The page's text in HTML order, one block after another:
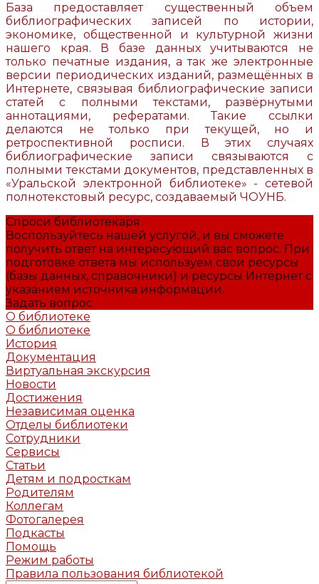
База предоставляет существенный объем
библиографических записей по истории,
экономике, общественной и культурной жизни
нашего края. В базе данных учитываются не
только печатные издания, а так же электронные
версии периодических изданий, размещённых в
Интернете, связывая библиографические записи
статей с полными текстами, развёрнутыми
аннотациями, рефератами. Такие ссылки
делаются не только при текущей, но и
ретроспективной росписи. В этих случаях
библиографические записи связываются с
полными текстами документов, представленных в
«Уральской электронной библиотеке» - сетевой
полнотекстовый ресурс, создаваемый ЧОУНБ.
Спроси библиотекаря
Воспользуйтесь нашей услугой, и вы сможете
получить ответ на интересующий вас вопрос. При
подготовке ответа мы используем свои ресурсы
(базы данных, справочники) и ресурсы Интернет с
указанием источника информации.
Задать вопрос
О библиотеке
О библиотеке
История
Документация
Виртуальная экскурсия
Новости
Достижения
Независимая оценка
Отделы библиотеки
Сотрудники
Сервисы
Статьи
Детям и подросткам
Родителям
Коллегам
Фотогалерея
Подкасты
Помощь
Режим работы
Правила пользования библиотекой